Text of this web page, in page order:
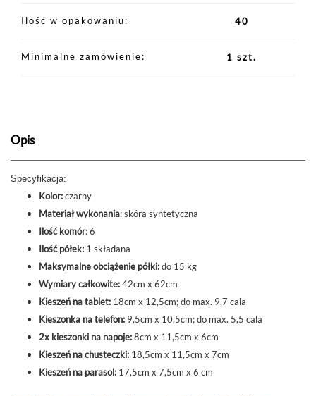
Ilość w opakowaniu 40
Minimalne zamówienie 1 szt.
Opis
Specyfikacja:
Kolor:czarny
Materiał wykonania: skóra syntetyczna
Ilość komór: 6
Ilość półek: 1 składana
Maksymalne obciążenie półki:do 15 kg
Wymiary całkowite:42cm x 62cm
Kieszeń na tablet: 18cm x 12,5cm; do max. 9,7 cala
Kieszonka na telefon: 9,5cm x 10,5cm; do max. 5,5 cala
2x kieszonki na napoje:8cm x 11,5cm x 6cm
Kieszeń na chusteczki: 18,5cm x 11,5cm x 7cm
Kieszeń na parasol: 17,5cm x 7,5cm x 6 cm